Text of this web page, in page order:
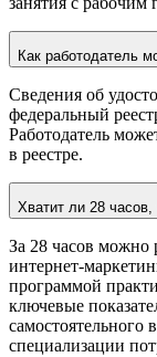
Как работодатель
Сведения об
федеральный
Работодатель
в реестре.
Хватит ли 28
За 28 часов можно
интернет-
программой
ключевые
самостоятельного
специализации